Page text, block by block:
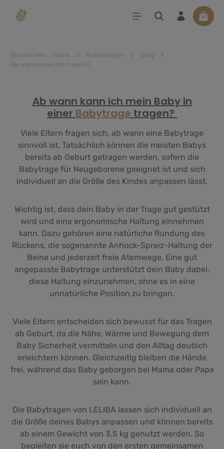
springen
Ab wann kann ich mein Baby in
einer Babytrage tragen?
Viele Eltern fragen sich, ab wann eine Babytrage
sinnvoll ist. Tatsächlich können die meisten Babys
bereits ab Geburt getragen werden, sofern die
Babytrage für Neugeborene geeignet ist und sich
individuell an die Größe des Kindes anpassen lässt.
Wichtig ist, dass dein Baby in der Trage gut gestützt
wird und eine ergonomische Haltung einnehmen
kann. Dazu gehören eine natürliche Rundung des
Rückens, die sogenannte Anhock-Spreiz-Haltung der
Beine und jederzeit freie Atemwege. Eine gut
angepasste Babytrage unterstützt dein Baby dabei,
diese Haltung einzunehmen, ohne es in eine
unnatürliche Position zu bringen.
Viele Eltern entscheiden sich bewusst für das Tragen
ab Geburt, da die Nähe, Wärme und Bewegung dem
Baby Sicherheit vermitteln und den Alltag deutlich
erleichtern können. Gleichzeitig bleiben die Hände
frei, während das Baby geborgen bei Mama oder Papa
sein kann.
Die Babytragen von LELIBA lassen sich individuell an
die Größe deines Babys anpassen und können bereits
ab einem Gewicht von 3,5 kg genutzt werden. So
begleiten sie euch von den ersten gemeinsamen